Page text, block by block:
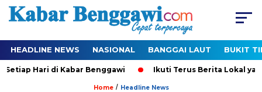
HEADLINE NEWS NASIONAL BANGGAI LAUT BUKIT
Hari di Kabar Benggawi Ikuti Terus Berita Lokal yang
Home/ Headline News